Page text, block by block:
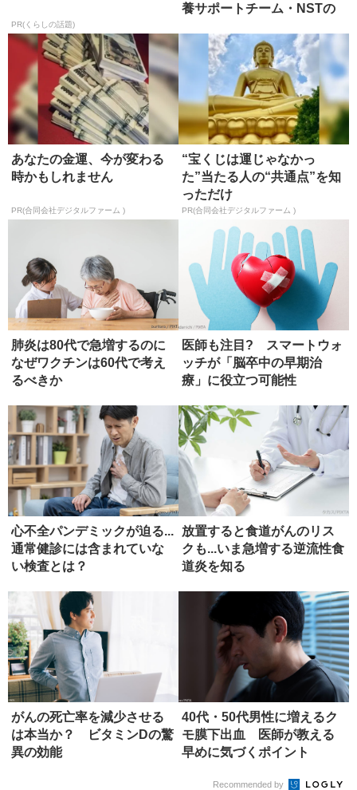
PR(くらしの話題)
養サポートチーム・NSTの
あなたの金運、今が変わる
時かもしれません
PR(合同会社デジタルファーム )
“宝くじは運じゃなかっ
た”当たる人の“共通点”を知
っただけ
PR(合同会社デジタルファーム )
肺炎は80代で急増するのに
なぜワクチンは60代で考え
るべきか
医師も注目? スマートウォ
ッチが「脳卒中の早期治
療」に役立つ可能性
心不全パンデミックが迫る...
通常健診には含まれていな
い検査とは？
放置すると食道がんのリス
クも...いま急増する逆流性食
道炎を知る
がんの死亡率を減少させる
は本当か？ ビタミンDの驚
異の効能
40代・50代男性に増えるク
モ膜下出血 医師が教える
早めに気づくポイント
Recommended by